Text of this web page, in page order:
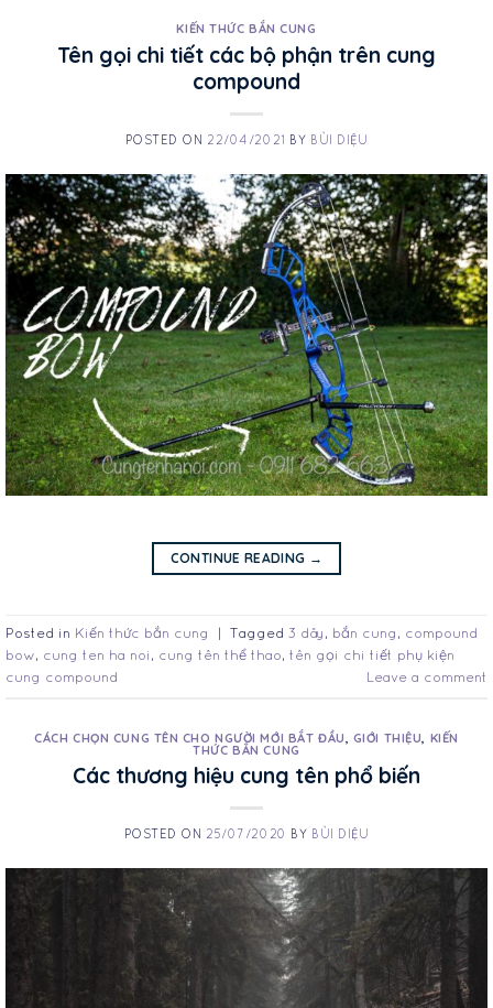
KIẾN THỨC BẮN CUNG
Tên gọi chi tiết các bộ phận trên cung
compound
POSTED ON 22/04/2021 BY BÙI DIỆU
CONTINUE READING →
Posted in Kiến thức bắn cung | Tagged 3 dây , bắn cung , compound
bow, cung ten ha noi , cung tên thể thao, tên gọi chi tiết phụ kiện
cung compound
Leave a comment
CÁCH CHỌN CUNG TÊN CHO NGƯỜI MỚI BẮT ĐẦU, GIỚI THIỆU, KIẾN
THỨC BẮN CUNG
Các thương hiệu cung tên phổ biến
POSTED ON 25/07/2020 BY BÙI DIỆU